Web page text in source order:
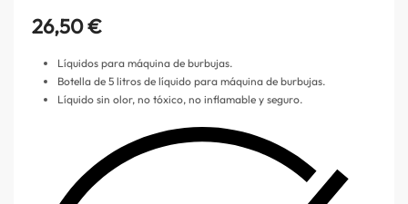
26,50€
Líquidos para máquina de burbujas.
Botella de 5 litros de líquido para máquina de burbujas.
Líquido sin olor, no tóxico, no inflamable y seguro.